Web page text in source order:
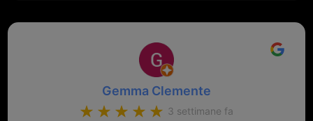
Gemma Clemente
3 settimane fa